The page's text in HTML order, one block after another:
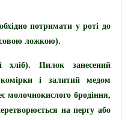
потримати у роті до
ложкою).
хліб). Пилок занесений
і залитий медом
молочнокислого бродіння,
на пергу або